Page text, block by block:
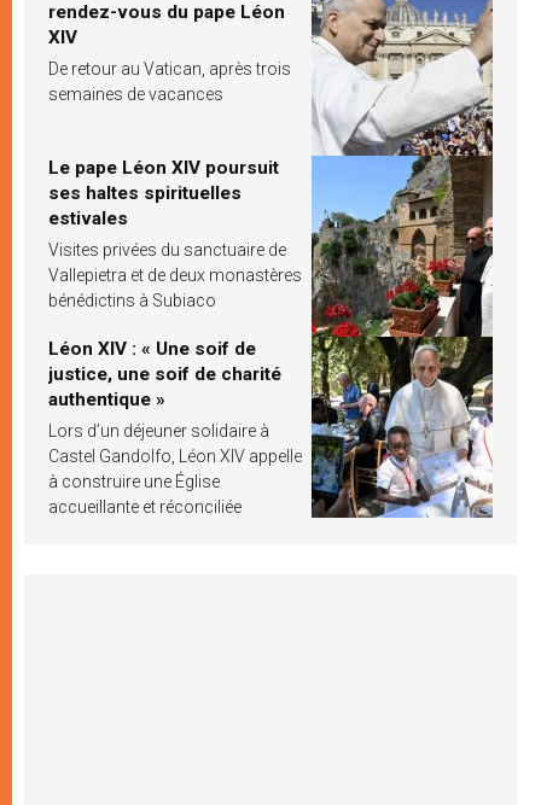
rendez-vous du pape Léon
XIV
De retour au Vatican, après trois
semaines de vacances
Le pape Léon XIV poursuit
ses haltes spirituelles
estivales
Visites privées du sanctuaire de
Vallepietra et de deux monastères
bénédictins à Subiaco
Léon XIV : « Une soif de
justice, une soif de charité
authentique »
Lors d’un déjeuner solidaire à
Castel Gandolfo, Léon XIV appelle
à construire une Église
accueillante et réconciliée